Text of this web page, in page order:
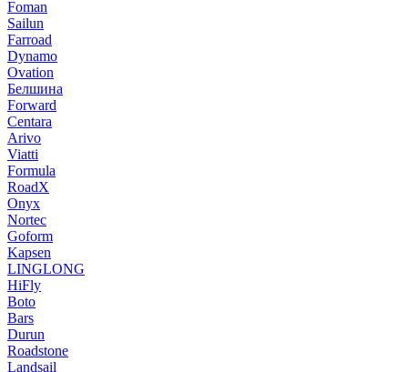
Foman
Sailun
Farroad
Dynamo
Ovation
Белшина
Forward
Centara
Arivo
Viatti
Formula
RoadX
Onyx
Nortec
Goform
Kapsen
LINGLONG
HiFly
Boto
Bars
Durun
Roadstone
Landsail